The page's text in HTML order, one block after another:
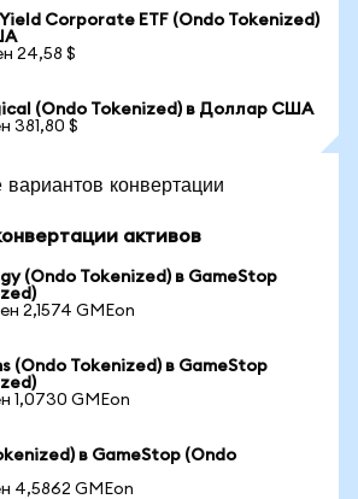
Corporate ETF (Ondo Tokenized)
24,58 $
(Ondo Tokenized) в Доллар США
381,80 $
конвертации
активов
(Ondo Tokenized) в GameStop
2,1574 GMEon
(Ondo Tokenized) в GameStop
1,0730 GMEon
в GameStop (Ondo
4,5862 GMEon